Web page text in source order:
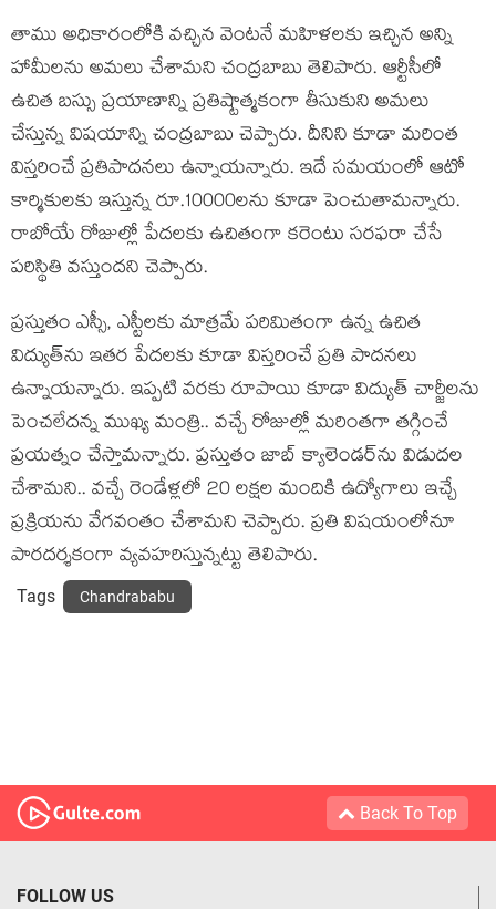
తాము అధికారంలోకి వ‌చ్చిన వెంట‌నే మ‌హిళ‌ల‌కు ఇచ్చిన అన్ని
హామీల‌ను అమ‌లు చేశామ‌ని చంద్రబాబు తెలిపారు. ఆర్టీసీలో
ఉచిత బ‌స్సు ప్ర‌యాణాన్ని ప్ర‌తిష్టాత్మ‌కంగా తీసుకుని అమ‌లు
చేస్తున్న విష‌యాన్ని చంద్ర‌బాబు చెప్పారు. దీనిని కూడా మ‌రింత
విస్త‌రించే ప్ర‌తిపాద‌న‌లు ఉన్నాయ‌న్నారు. ఇదే స‌మయంలో ఆటో
కార్మికుల‌కు ఇస్తున్న రూ.10000ల‌ను కూడా పెంచుతామ‌న్నారు.
రాబోయే రోజుల్లో పేద‌ల‌కు ఉచితంగా క‌రెంటు స‌ర‌ఫ‌రా చేసే
ప‌రిస్థితి వ‌స్తుంద‌ని చెప్పారు.
ప్ర‌స్తుతం ఎస్సీ, ఎస్టీల‌కు మాత్ర‌మే ప‌రిమితంగా ఉన్న ఉచిత
విద్యుత్‌ను ఇతర పేద‌ల‌కు కూడా విస్త‌రించే ప్ర‌తి పాద‌న‌లు
ఉన్నాయ‌న్నారు. ఇప్ప‌టి వ‌ర‌కు రూపాయి కూడా విద్యుత్‌ చార్జీల‌ను
పెంచ‌లేద‌న్న ముఖ్య మంత్రి.. వ‌చ్చే రోజుల్లో మ‌రింత‌గా త‌గ్గించే
ప్ర‌య‌త్నం చేస్తామ‌న్నారు. ప్ర‌స్తుతం జాబ్ క్యాలెండ‌ర్‌ను విడుద‌ల
చేశామ‌ని.. వ‌చ్చే రెండేళ్ల‌లో 20 ల‌క్ష‌ల మందికి ఉద్యోగాలు ఇచ్చే
ప్ర‌క్రియ‌ను వేగవంతం చేశామ‌ని చెప్పారు. ప్ర‌తి విష‌యంలోనూ
పార‌ద‌ర్శ‌కంగా వ్య‌వ‌హ‌రిస్తున్న‌ట్టు తెలిపారు.
Tags Chandrababu
Back To Top
FOLLOW US